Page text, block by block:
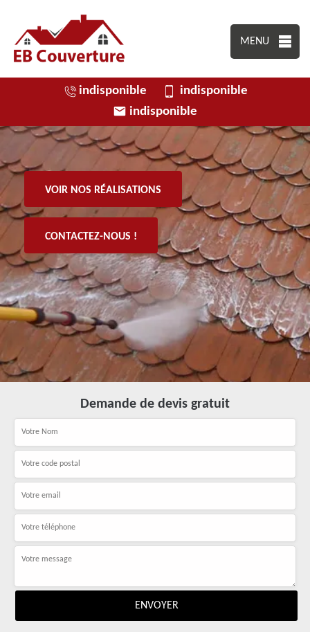
MENU
indisponible
indisponible
indisponible
VOIR NOS RÉALISATIONS
CONTACTEZ-NOUS !
Demande de devis gratuit